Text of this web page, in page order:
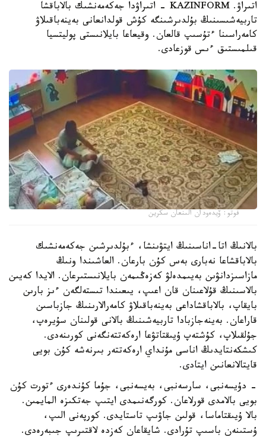
اتىراۋ. KAZINFORM - اتىراۋدا جەكەمەنشىك بالاباقشا
تاربيەشىسىنىڭ بۇلدىرشىنگە كۇش قولدانعانى بەينەباقىلاۋ
كامەراسىنا ءتۇسىپ قالعان. وقيعاعا بايلانىستى پوليتسيا
قىلمىستىق ءىس قوزعادى.
فوتو: ۆيدەودان الىنعان سكرين
بالانىڭ اتا-اناسىنىڭ ايتۋىنشا، ءبۇلدىرشىن جەكەمەنشىك
بالاباقشاعا نەبارى بەس كۇن بارعان. العاشىندا ونىڭ
مازاسىزدانۋىن بەيىمدەلۋ كەزەڭىمەن بايلانىستىرعان. الايدا كەيىن
بالاسىنىڭ قۇلاعىنان قان اعىپ، يىعىندا تىستەلگەن ءىز بارىن
بايقاپ، بالاباقشاداعى بەينەباقىلاۋ كامەرالارىنىڭ جازباسىن
قاراعان. بەينەجازبادا تاربيەشىنىڭ بالانى قولىنان سۇيرەپ،
جۇلقىلاپ، كۇشتەپ ۇيىقتاتۋعا ارەكەتتەنگەنى كورىنەدى.
كىشكەنتايدىڭ اناسى مۇنداي ارەكەتتەر بىرنەشە كۇن بويى
قايتالانعانىن ايتادى.
- دۇيسەنبى، سارسەنبى، بەيسەنبى، جۇما كۇندەرى ءتورت كۇن
بويى بالامدى قورلاعان. كورگەنىمدى ايتىپ جەتكىزە المايمىن.
بالا ۇيىقتاماسا، قولىن جاۋىپ تاستايدى. كورپەنى الىپ،
ۇستىنەن باسىپ تۇرادى. شايقاعان كەزدە لاقتىرىپ جىبەرەدى.